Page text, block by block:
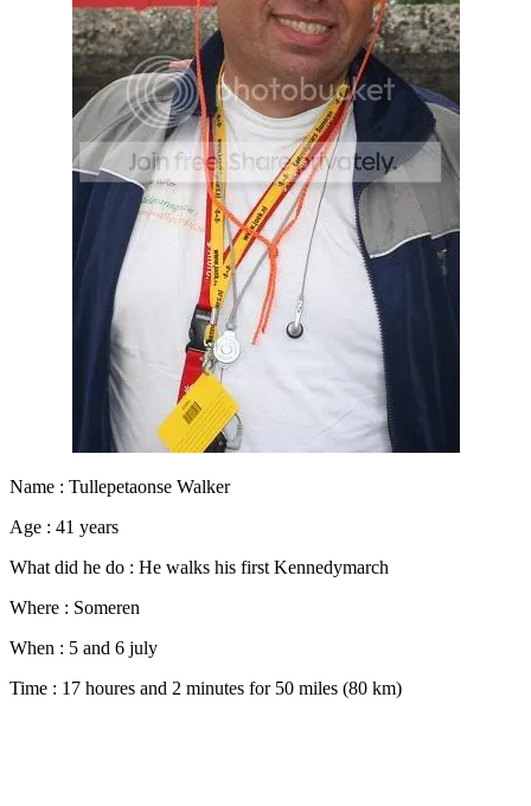
Name : Tullepetaonse Walker
Age : 41 years
What did he do : He walks his first Kennedymarch
Where : Someren
When : 5 and 6 july
Time : 17 houres and 2 minutes for 50 miles (80 km)